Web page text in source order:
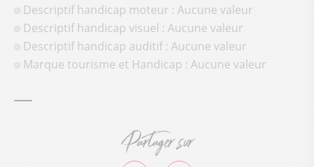
Descriptif handicap moteur : Aucune valeur
Descriptif handicap visuel : Aucune valeur
Descriptif handicap auditif : Aucune valeur
Marque tourisme et Handicap : Aucune valeur
Partager sur